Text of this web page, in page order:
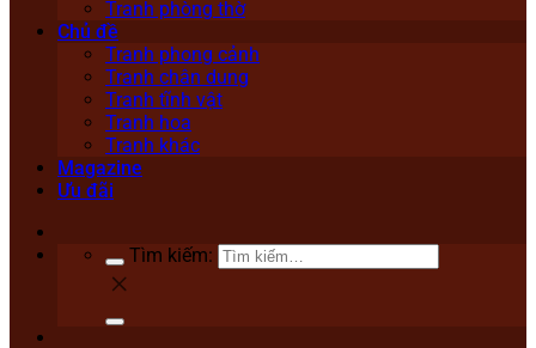
Tranh phòng thờ
Chủ đề
Tranh phong cảnh
Tranh chân dung
Tranh tĩnh vật
Tranh hoa
Tranh khác
Magazine
Ưu đãi
Tìm kiếm: